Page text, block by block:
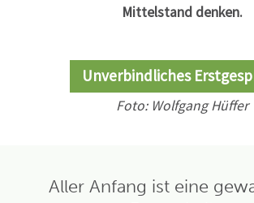
Mittelstand denken.
Unverbindliches
Foto: Wolfgang Hüffer
Aller Anfang ist eine